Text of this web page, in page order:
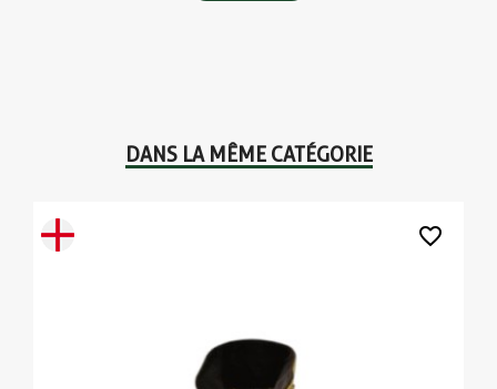
DANS LA MÊME CATÉGORIE
favorite_border